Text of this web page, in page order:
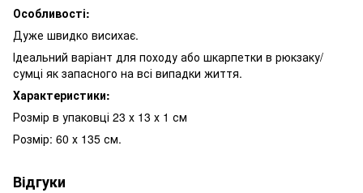
Особливості:
Дуже швидко висихає.
Ідеальний варіант для походу або шкарпетки в рюкзаку/
сумці як запасного на всі випадки життя.
Характеристики:
Розмір в упаковці 23 х 13 х 1 см
Розмір: 60 х 135 см.
Відгуки